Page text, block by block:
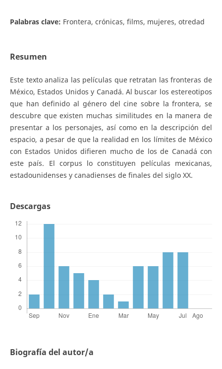
Palabras clave: Frontera, crónicas, films, mujeres, otredad
Resumen
Este texto analiza las películas que retratan las fronteras de
México, Estados Unidos y Canadá. Al buscar los estereotipos
que han definido al género del cine sobre la frontera, se
descubre que existen muchas similitudes en la manera de
presentar a los personajes, así como en la descripción del
espacio, a pesar de que la realidad en los límites de México
con Estados Unidos difieren mucho de los de Canadá con
este país. El corpus lo constituyen películas mexicanas,
estadounidenses y canadienses de finales del siglo XX.
Descargas
Biografía del autor/a